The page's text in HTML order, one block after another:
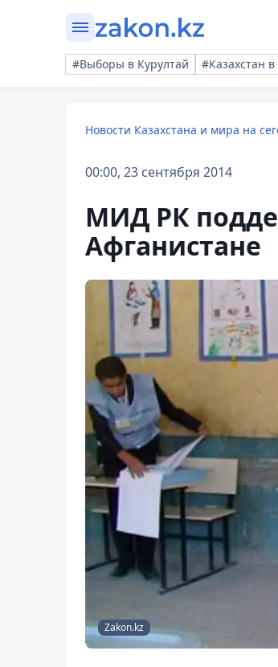
#Выборы в Курултай #Казахстан
Новости Казахстана и мира на
00:00, 23 сентября 2014
МИД РК
Афганистане
Zakon.kz